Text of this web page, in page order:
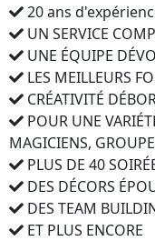
20 ans
UN SERVICE
UNE ÉQUIPE
LES MEILLEURS
CRÉATIVITÉ
POUR UNE
MAGICIENS,
PLUS DE 40
DES DÉCORS
DES TEAM
ET PLUS ENCORE